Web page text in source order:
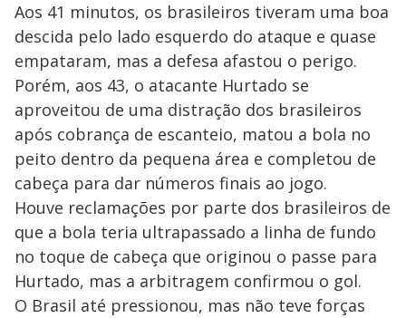
Aos 41 minutos, os brasileiros tiveram uma boa
descida pelo lado esquerdo do ataque e quase
empataram, mas a defesa afastou o perigo.
Porém, aos 43, o atacante Hurtado se
aproveitou de uma distração dos brasileiros
após cobrança de escanteio, matou a bola no
peito dentro da pequena área e completou de
cabeça para dar números finais ao jogo.
Houve reclamações por parte dos brasileiros de
que a bola teria ultrapassado a linha de fundo
no toque de cabeça que originou o passe para
Hurtado, mas a arbitragem confirmou o gol.
O Brasil até pressionou, mas não teve forças